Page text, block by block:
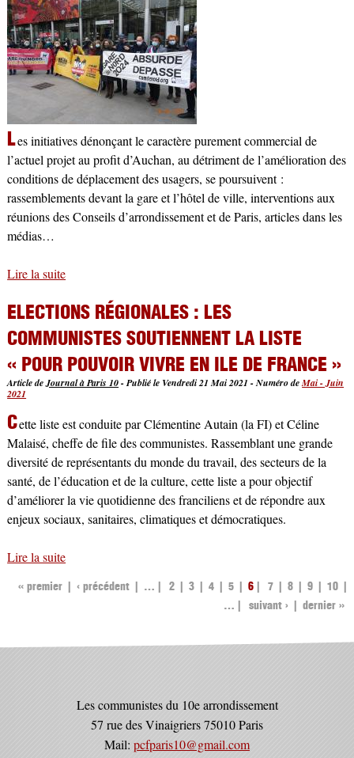
Les initiatives dénonçant le caractère purement commercial de
l’actuel projet au profit d’Auchan, au détriment de l’amélioration des
conditions de déplacement des usagers, se poursuivent :
rassemblements devant la gare et l’hôtel de ville, interventions aux
réunions des Conseils d’arrondissement et de Paris, articles dans les
médias…
Lire la suite
ELECTIONS RÉGIONALES : LES
COMMUNISTES SOUTIENNENT LA LISTE
« POUR POUVOIR VIVRE EN ILE DE FRANCE »
Article deJournal à Paris 10-Publié le Vendredi 21 Mai 2021 -Numéro deMai - Juin
2021
Cette liste est conduite par Clémentine Autain (la FI) et Céline
Malaisé, cheffe de file des communistes. Rassemblant une grande
diversité de représentants du monde du travail, des secteurs de la
santé, de l’éducation et de la culture, cette liste a pour objectif
d’améliorer la vie quotidienne des franciliens et de répondre aux
enjeux sociaux, sanitaires, climatiques et démocratiques.
Lire la suite
PAGES
« premier ‹ précédent … 2 3 4 5 6 7 8 9
10
…
suivant › dernier »
Les communistes du 10e arrondissement
57 rue des Vinaigriers 75010 Paris
Mail: pcfparis10@gmail.com